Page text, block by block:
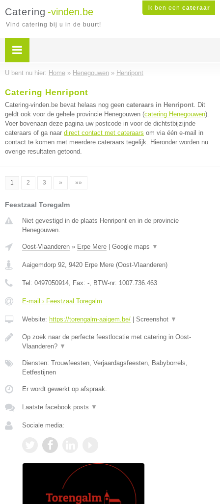
Ik ben een cateraar
Catering -vinden.be
Vind catering bij u in de buurt!
U bent nu hier: Home » Henegouwen » Henripont
Catering Henripont
Catering-vinden.be bevat helaas nog geen cateraars in Henripont. Dit
geldt ook voor de gehele provincie Henegouwen (catering Henegouwen).
Voer bovenaan deze pagina uw postcode in voor de dichtstbijzijnde
cateraars of ga naar direct contact met cateraars om via één e-mail in
contact te komen met meerdere cateraars tegelijk. Hieronder worden nu
overige resultaten getoond.
1 2 3 » »»
Feestzaal Toregalm
Niet gevestigd in de plaats Henripont en in de provincie
Henegouwen.
Oost-Vlaanderen » Erpe Mere Google maps ▼
Aaigemdorp 92, 9420 Erpe Mere (Oost-Vlaanderen)
Tel: 0497050914, Fax: -, BTW-nr: 1007.736.463
E-mail › Feestzaal Toregalm
Website: https://torengalm-aaigem.be/ Screenshot ▼
Op zoek naar de perfecte feestlocatie met catering in Oost-
Vlaanderen? ▼
Diensten: Trouwfeesten, Verjaardagsfeesten, Babyborrels,
Eetfestijnen
Er wordt gewerkt op afspraak.
Laatste facebook posts ▼
Sociale media: